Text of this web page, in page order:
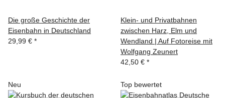
Die große Geschichte der
Eisenbahn in Deutschland
29,99 € *
Klein- und Privatbahnen
zwischen Harz, Elm und
Wendland | Auf Fotoreise mit
Wolfgang Zeunert
42,50 € *
Neu Top bewertet